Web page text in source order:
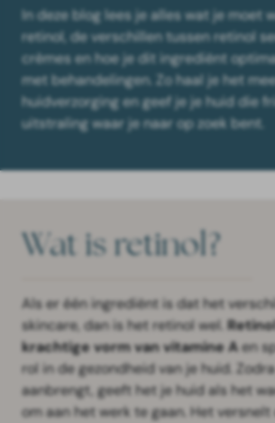
In deze blog lees je alles wat je moet
retinol, de verschillen tussen retinol
crèmes en hoe je dit ingrediënt
met behandelingen. Zo haal je het
huidverzorging en geef je je huid die
uitstraling waar je naar op zoek bent.
Wat is retinol?
Als er één ingrediënt is dat het
skincare, dan is het retinol wel.
krachtige vorm van vitamine Aen
rol in de gezondheid van je huid.
aanbrengt, geeft het je huid als het
om aan het werk te gaan. Het versnelt